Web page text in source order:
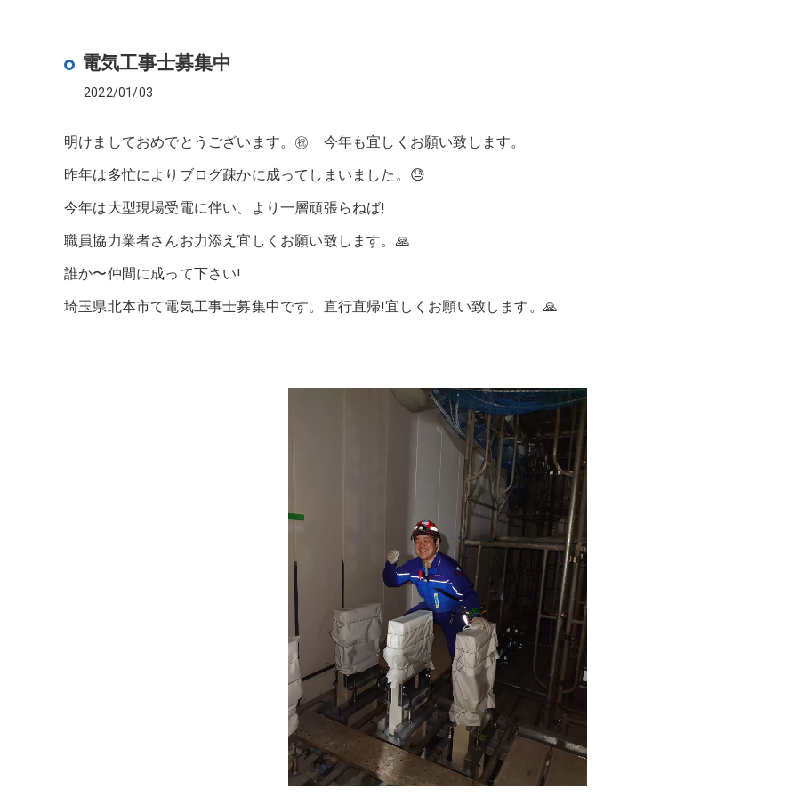
電気工事士募集中
2022/01/03
明けましておめでとうございます。㊗ 今年も宜しくお願い致します。
昨年は多忙によりブログ疎かに成ってしまいました。😓
今年は大型現場受電に伴い、より一層頑張らねば!
職員協力業者さんお力添え宜しくお願い致します。🙏
誰か〜仲間に成って下さい!
埼玉県北本市て電気工事士募集中です。直行直帰!宜しくお願い致します。🙏